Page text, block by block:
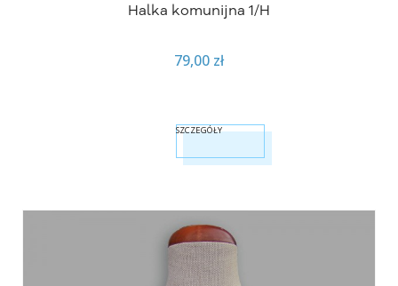
Halka komunijna 1/H
79,00 zł
SZCZEGÓŁY